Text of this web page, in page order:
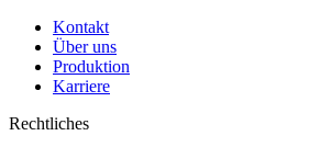
Kontakt
Über uns
Produktion
Karriere
Rechtliches